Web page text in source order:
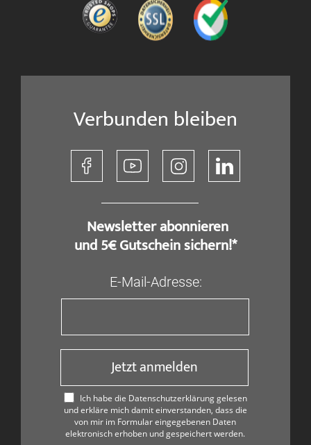
Verbunden bleiben
​ Newsletter abonnieren
und 5€ Gutschein sichern!*
E-Mail-Adresse:
Jetzt anmelden
Ich habe die Datenschutzerklärung gelesen
und erkläre mich damit einverstanden, dass die
von mir im Formular eingegebenen Daten
elektronisch erhoben und gespeichert werden.